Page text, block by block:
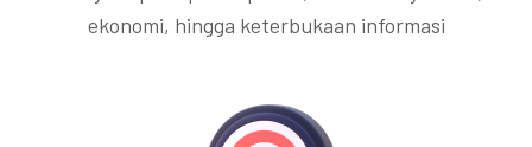
ekonomi, hingga keterbukaan informasi